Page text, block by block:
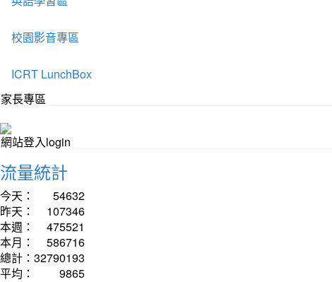
校園影音專區
ICRT LunchBox
家長專區
網站登入login
流量統計
今天：
54632
昨天：
107346
本週：
475521
本月：
586716
總計： 32790193
平均：
9865